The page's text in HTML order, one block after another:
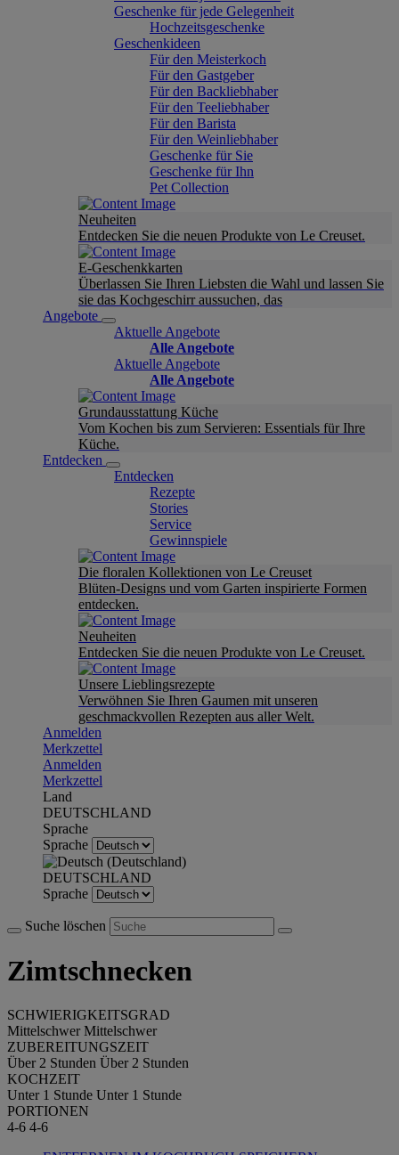
Geschenke für jede Gelegenheit
Hochzeitsgeschenke
Geschenkideen
Für den Meisterkoch
Für den Gastgeber
Für den Backliebhaber
Für den Teeliebhaber
Für den Barista
Für den Weinliebhaber
Geschenke für Sie
Geschenke für Ihn
Pet Collection
Neuheiten
Entdecken Sie die neuen Produkte von Le Creuset.
E-Geschenkkarten
Überlassen Sie Ihren Liebsten die Wahl und lassen Sie
sie das Kochgeschirr aussuchen, das
Angebote
Aktuelle Angebote
Alle Angebote
Aktuelle Angebote
Alle Angebote
Grundausstattung Küche
Vom Kochen bis zum Servieren: Essentials für Ihre
Küche.
Entdecken
Entdecken
Rezepte
Stories
Service
Gewinnspiele
Die floralen Kollektionen von Le Creuset
Blüten-Designs und vom Garten inspirierte Formen
entdecken.
Neuheiten
Entdecken Sie die neuen Produkte von Le Creuset.
Unsere Lieblingsrezepte
Verwöhnen Sie Ihren Gaumen mit unseren
geschmackvollen Rezepten aus aller Welt.
Anmelden
Merkzettel
Anmelden
Merkzettel
Land
DEUTSCHLAND
Sprache
Sprache
DEUTSCHLAND
Sprache
Suche löschen
Zimtschnecken
SCHWIERIGKEITSGRAD
Mittelschwer Mittelschwer
ZUBEREITUNGSZEIT
Über 2 Stunden Über 2 Stunden
KOCHZEIT
Unter 1 Stunde Unter 1 Stunde
PORTIONEN
4-6 4-6